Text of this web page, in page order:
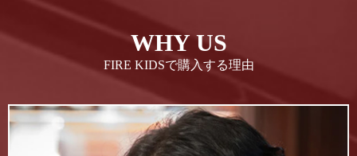
WHY US
FIRE KIDSで購入する理由